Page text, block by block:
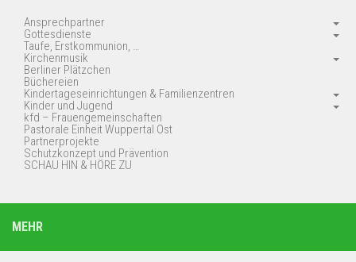
Ansprechpartner
Gottesdienste
Taufe, Erstkommunion, …
Kirchenmusik
Berliner Plätzchen
Büchereien
Kindertageseinrichtungen & Familienzentren
Kinder und Jugend
kfd – Frauengemeinschaften
Pastorale Einheit Wuppertal Ost
Partnerprojekte
Schutzkonzept und Prävention
SCHAU HIN & HÖRE ZU
MEHR